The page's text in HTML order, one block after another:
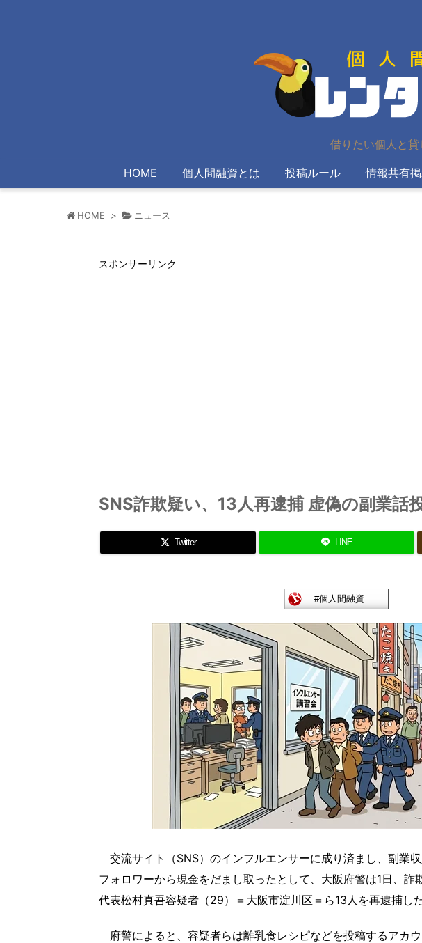
借りたい個人と
HOME 個人間融資とは 投稿ルール 情報共有
HOME > ニュース
スポンサーリンク
SNS詐欺疑い、13人再逮捕 虚偽の副業話
Twitter LINE
交流サイト（SNS）のインフルエンサーに成り済まし、副業
フォロワーから現金をだまし取ったとして、大阪府警は1日、詐
代表松村真吾容疑者（29）＝大阪市淀川区＝ら13人を再逮捕した
府警によると、容疑者らは離乳食レシピなどを投稿するアカ